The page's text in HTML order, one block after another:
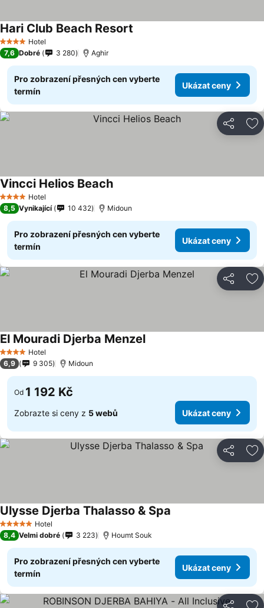
4 Počet hvězdiček
Hotel
Hari Club Beach Resort
7,6 Dobré 3 280 Aghir
Pro zobrazení přesných cen vyberte
termín
Ukázat ceny
Sdílet
4 Počet hvězdiček
Hotel
Vincci Helios Beach
8,5 Vynikající 10 432 Midoun
Pro zobrazení přesných cen vyberte
termín
Ukázat ceny
Sdílet
4 Počet hvězdiček
Hotel
El Mouradi Djerba Menzel
6,9 9 305 Midoun
Od 1 192 Kč
Zobrazte si ceny z 5 webů Ukázat ceny
Sdílet
5 Počet hvězdiček
Hotel
Ulysse Djerba Thalasso & Spa
8,4 Velmi dobré 3 223 Houmt Souk
Pro zobrazení přesných cen vyberte
termín
Ukázat ceny